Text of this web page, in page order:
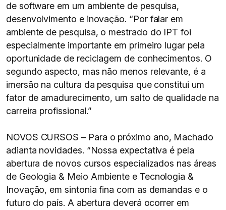
de software em um ambiente de pesquisa,
desenvolvimento e inovação. “Por falar em
ambiente de pesquisa, o mestrado do IPT foi
especialmente importante em primeiro lugar pela
oportunidade de reciclagem de conhecimentos. O
segundo aspecto, mas não menos relevante, é a
imersão na cultura da pesquisa que constitui um
fator de amadurecimento, um salto de qualidade na
carreira profissional.”
NOVOS CURSOS – Para o próximo ano, Machado
adianta novidades. “Nossa expectativa é pela
abertura de novos cursos especializados nas áreas
de Geologia & Meio Ambiente e Tecnologia &
Inovação, em sintonia fina com as demandas e o
futuro do país. A abertura deverá ocorrer em